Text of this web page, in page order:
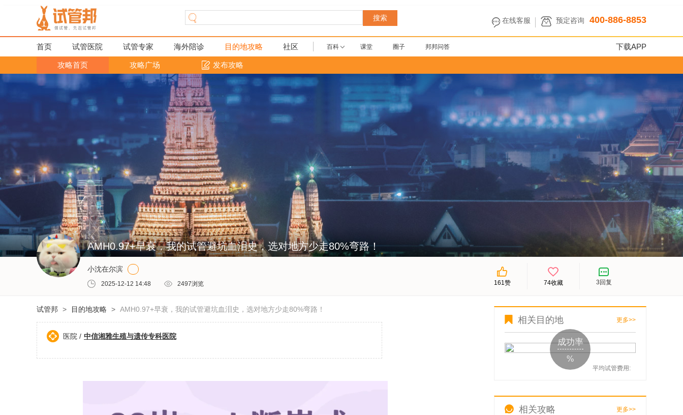
搜索 在线客服 预定咨询 400-886-8853
首页 试管医院 试管专家 海外陪诊 目的地攻略 社区 百科 课堂 圈子 邦邦问答 下载APP
攻略首页 攻略广场 发布攻略
AMH0.97+早衰，我的试管避坑血泪史，选对地方少走80%弯路！
小沈在尔滨
2025-12-12 14:48 2497浏览 161赞 74收藏 3回复
试管邦 > 目的地攻略 > AMH0.97+早衰，我的试管避坑血泪史，选对地方少走80%弯路！
医院 / 中信湘雅生殖与遗传专科医院
相关目的地 更多>>
成功率
%
平均试管费用:
相关攻略 更多>>